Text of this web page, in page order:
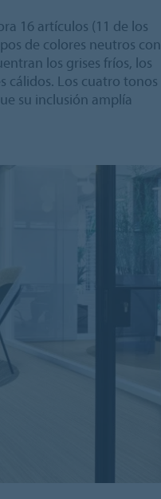
16 artículos (11 de los
de colores neutros con
los grises fríos, los
cálidos. Los cuatro tonos
su inclusión amplía